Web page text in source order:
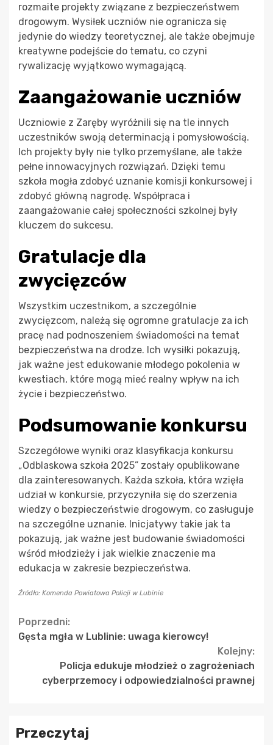
rozmaite projekty związane z bezpieczeństwem
drogowym. Wysiłek uczniów nie ogranicza się
jedynie do wiedzy teoretycznej, ale także obejmuje
kreatywne podejście do tematu, co czyni
rywalizację wyjątkowo wymagającą.
Zaangażowanie uczniów
Uczniowie z Zaręby wyróżnili się na tle innych
uczestników swoją determinacją i pomysłowością.
Ich projekty były nie tylko przemyślane, ale także
pełne innowacyjnych rozwiązań. Dzięki temu
szkoła mogła zdobyć uznanie komisji konkursowej i
zdobyć główną nagrodę. Współpraca i
zaangażowanie całej społeczności szkolnej były
kluczem do sukcesu.
Gratulacje dla
zwycięzców
Wszystkim uczestnikom, a szczególnie
zwycięzcom, należą się ogromne gratulacje za ich
pracę nad podnoszeniem świadomości na temat
bezpieczeństwa na drodze. Ich wysiłki pokazują,
jak ważne jest edukowanie młodego pokolenia w
kwestiach, które mogą mieć realny wpływ na ich
życie i bezpieczeństwo.
Podsumowanie konkursu
Szczegółowe wyniki oraz klasyfikacja konkursu
„Odblaskowa szkoła 2025” zostały opublikowane
dla zainteresowanych. Każda szkoła, która wzięła
udział w konkursie, przyczyniła się do szerzenia
wiedzy o bezpieczeństwie drogowym, co zasługuje
na szczególne uznanie. Inicjatywy takie jak ta
pokazują, jak ważne jest budowanie świadomości
wśród młodzieży i jak wielkie znaczenie ma
edukacja w zakresie bezpieczeństwa.
Źródło: Komenda Powiatowa Policji w Lubinie
Continue
Reading
Poprzedni:
Gęsta mgła w Lublinie: uwaga kierowcy!
Kolejny:
Policja edukuje młodzież o zagrożeniach
cyberprzemocy i odpowiedzialności prawnej
Przeczytaj